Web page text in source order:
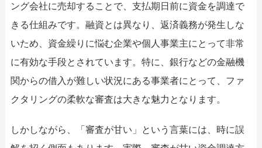
ング会社に売却することで、支払期日前に資金を調達で
きる仕組みです。融資とは異なり、返済義務が発生しな
いため、資金繰りに悩む企業や個人事業主にとって非常
に有効な手段とされています。特に、銀行などの金融機
関からの借入が難しい状況にある事業者にとって、ファ
クタリングの柔軟な審査は大きな魅力となります。
しかしながら、「審査が甘い」という言葉には、時に誤